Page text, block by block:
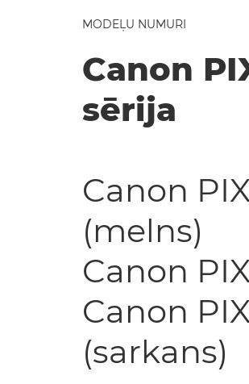
MODEĻU NUMURI
Canon
sērija
Canon
(melns)
Canon
Canon
(sarkans)